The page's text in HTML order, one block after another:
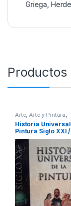
Griega
Productos
Arte,Arte y Pintura,
Profesionales y
Historia
Pintura Siglo XXI